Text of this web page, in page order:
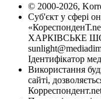
© 2000-2026,
Суб'єкт у сфері
ХАРКІВСЬКЕ
Ідентифікатор
Використання
сайті,